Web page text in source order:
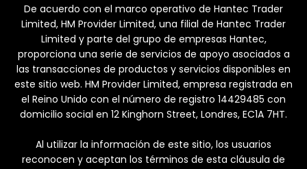
De acuerdo con el marco operativo de Hantec Trader
Limited, HM Provider Limited, una filial de Hantec Trader
Limited y parte del grupo de empresas Hantec,
proporciona una serie de servicios de apoyo asociados a
las transacciones de productos y servicios disponibles en
este sitio web. HM Provider Limited, empresa registrada en
el Reino Unido con el número de registro 14429485 con
domicilio social en 12 Kinghorn Street, Londres, EC1A 7HT.
Al utilizar la información de este sitio, los usuarios
reconocen y aceptan los términos de esta cláusula de